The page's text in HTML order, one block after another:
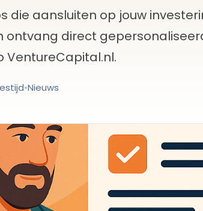
die aansluiten op jouw
ontvang direct
VentureCapital.nl.
•Nieuws